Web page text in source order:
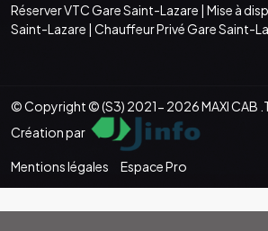
Réserver VTC Gare Saint-Lazare | Mise à
Saint-Lazare | Chauffeur Privé Gare Saint-
© Copyright © (S3) 2021- 2026 MAXI CAB
Création par
Mentions légales Espace Pro